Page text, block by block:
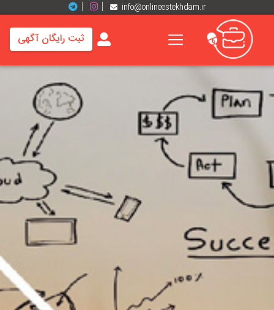
info@onlineestekhdam.ir
خانه
های
شغلی
رزومه
ها
اخبار
مشاغل
ثبت رایگان آگهی